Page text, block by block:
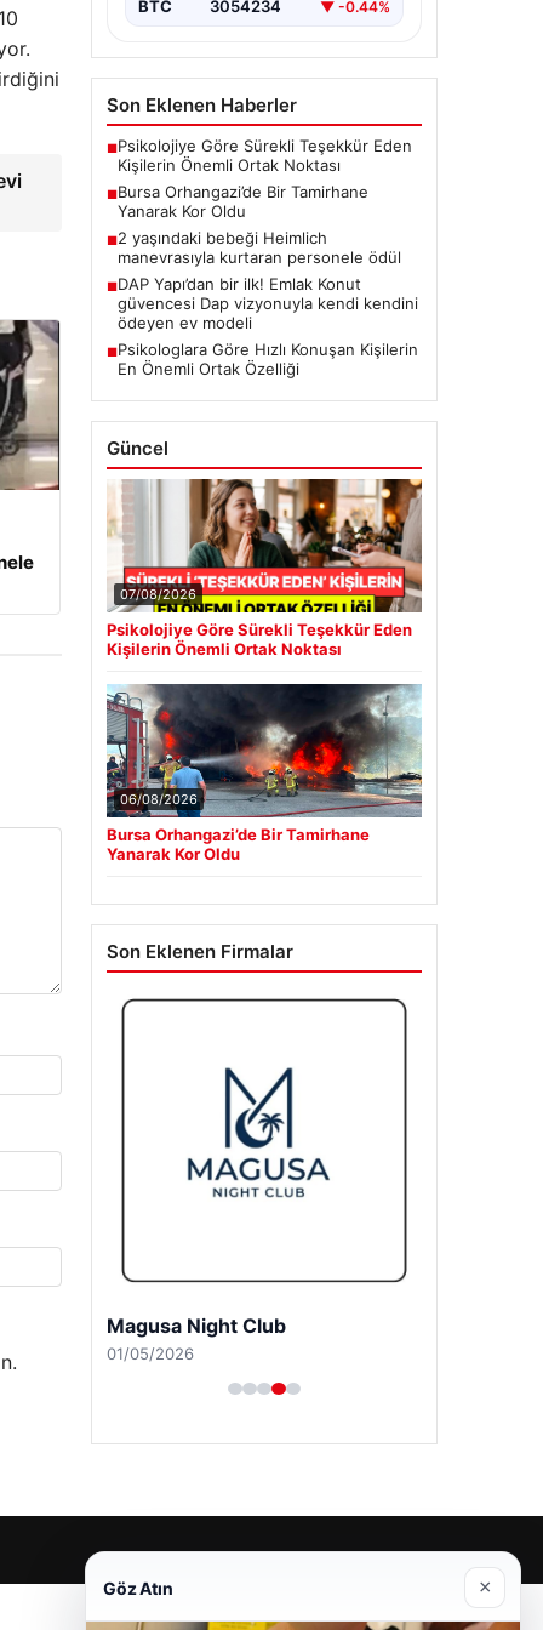
Son Eklenen Haberler
Psikolojiye Göre Sürekli Teşekkür Eden
Kişilerin Önemli Ortak Noktası
Bursa Orhangazi’de Bir Tamirhane
Yanarak Kor Oldu
2 yaşındaki bebeği Heimlich
manevrasıyla kurtaran personele ödül
DAP Yapı’dan bir ilk! Emlak Konut
güvencesi Dap vizyonuyla kendi kendini
ödeyen ev modeli
Psikologlara Göre Hızlı Konuşan Kişilerin
Güncel
07/08/2026
Psikolojiye Göre Sürekli Teşekkür Eden
06/08/2026
Bursa Orhangazi’de Bir Tamirhane
Son Eklenen Firmalar
Girne Night Club
Göz Atın
×